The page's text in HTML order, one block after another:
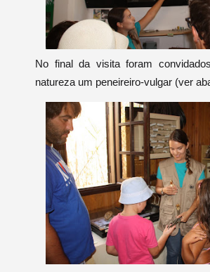
No final da visita foram
natureza um peneireiro-vulgar (ver